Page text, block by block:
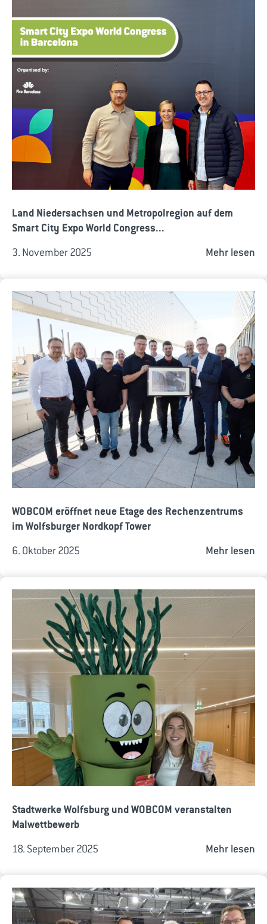
Land Niedersachsen und Metropolregion auf dem
Smart City Expo World Congress...
3. November 2025 Mehr lesen
WOBCOM eröffnet neue Etage des Rechenzentrums
im Wolfsburger Nordkopf Tower
6. Oktober 2025 Mehr lesen
Stadtwerke Wolfsburg und WOBCOM veranstalten
Malwettbewerb
18. September 2025 Mehr lesen